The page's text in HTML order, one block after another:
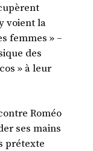
voient la
femmes » –
des
» à leur
Roméo
ses mains
prétexte